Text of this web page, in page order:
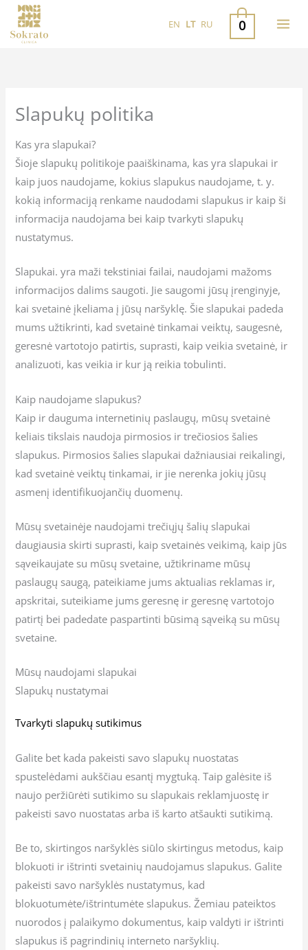
Pereiti
prie
turinio
EN LT RU 0
Slapukų politika
Kas yra slapukai?
Šioje slapukų politikoje paaiškinama, kas yra slapukai ir
kaip juos naudojame, kokius slapukus naudojame, t. y.
kokią informaciją renkame naudodami slapukus ir kaip ši
informacija naudojama bei kaip tvarkyti slapukų
nustatymus.
Slapukai. yra maži tekstiniai failai, naudojami mažoms
informacijos dalims saugoti. Jie saugomi jūsų įrenginyje,
kai svetainė įkeliama į jūsų naršyklę. Šie slapukai padeda
mums užtikrinti, kad svetainė tinkamai veiktų, saugesnė,
geresnė vartotojo patirtis, suprasti, kaip veikia svetainė, ir
analizuoti, kas veikia ir kur ją reikia tobulinti.
Kaip naudojame slapukus?
Kaip ir dauguma internetinių paslaugų, mūsų svetainė
keliais tikslais naudoja pirmosios ir trečiosios šalies
slapukus. Pirmosios šalies slapukai dažniausiai reikalingi,
kad svetainė veiktų tinkamai, ir jie nerenka jokių jūsų
asmenį identifikuojančių duomenų.
Mūsų svetainėje naudojami trečiųjų šalių slapukai
daugiausia skirti suprasti, kaip svetainės veikimą, kaip jūs
sąveikaujate su mūsų svetaine, užtikriname mūsų
paslaugų saugą, pateikiame jums aktualias reklamas ir,
apskritai, suteikiame jums geresnę ir geresnę vartotojo
patirtį bei padedate paspartinti būsimą sąveiką su mūsų
svetaine.
Mūsų naudojami slapukai
Slapukų nustatymai
Tvarkyti slapukų sutikimus
Galite bet kada pakeisti savo slapukų nuostatas
spustelėdami aukščiau esantį mygtuką. Taip galėsite iš
naujo peržiūrėti sutikimo su slapukais reklamjuostę ir
pakeisti savo nuostatas arba iš karto atšaukti sutikimą.
Be to, skirtingos naršyklės siūlo skirtingus metodus, kaip
blokuoti ir ištrinti svetainių naudojamus slapukus. Galite
pakeisti savo naršyklės nustatymus, kad
blokuotumėte/ištrintumėte slapukus. Žemiau pateiktos
nuorodos į palaikymo dokumentus, kaip valdyti ir ištrinti
slapukus iš pagrindinių interneto naršyklių.